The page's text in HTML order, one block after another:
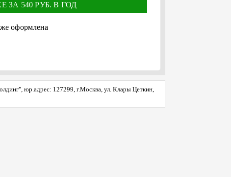
ЗА 540 РУБ. В ГОД
оформлена
юр.адрес: 127299, г.Москва, ул. Клары Цеткин,